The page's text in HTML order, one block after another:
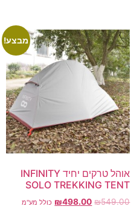
מבצע!
אוהל טרקים יחיד INFINITY
SOLO TREKKING TENT
₪549.00
₪498.00 כולל מע"מ